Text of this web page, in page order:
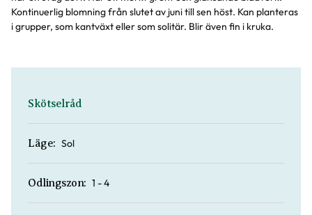
Kontinuerlig blomning från slutet av juni till sen höst. Kan planteras
i grupper, som kantväxt eller som solitär. Blir även fin i kruka.
Skötselråd
Läge: Sol
Odlingszon: 1 - 4